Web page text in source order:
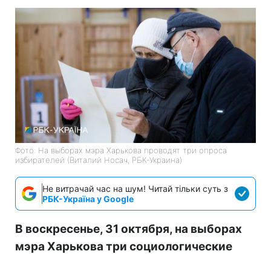
Фото: На выборах мэра Харькова проводят три опроса
избирателей (Виталий Носач, РБК-Украина)
Не витрачай час на шум! Читай тільки суть з
РБК-Україна у Google
В воскресенье, 31 октября, на выборах
мэра Харькова три социологические